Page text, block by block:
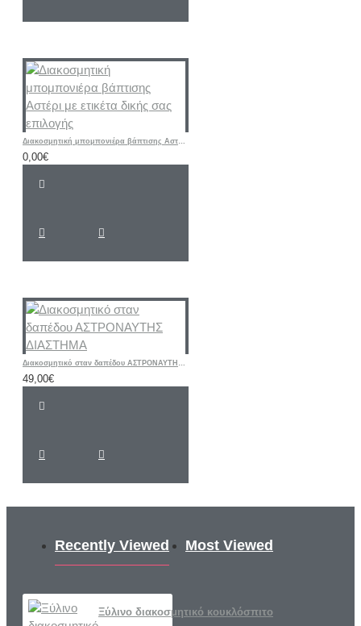
Διακοσμητική μπομπονιέρα βάπτισης Αστέρι με ετικέτα δικής σας επιλογής
0,00€
Διακοσμητικό σταν δαπέδου ΑΣΤΡΟΝΑΥΤΗΣ ΔΙΑΣΤΗΜΑ
49,00€
Recently Viewed Most Viewed
Ξύλινο διακοσμητικό κουκλόσπιτο